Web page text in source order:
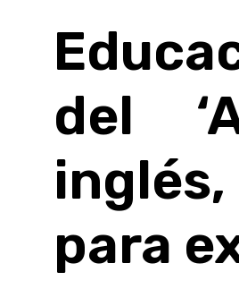
del
para